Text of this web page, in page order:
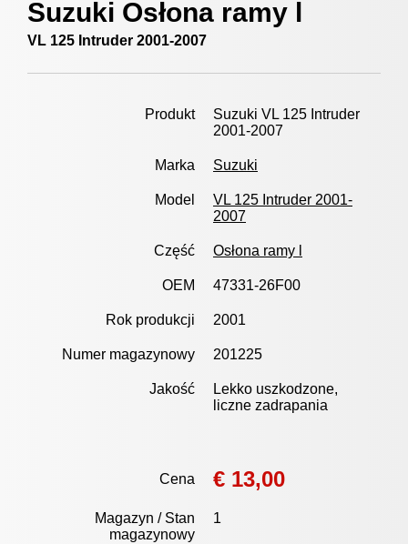
Suzuki Osłona ramy l
VL 125 Intruder 2001-2007
Produkt
Suzuki VL 125 Intruder
2001-2007
Marka Suzuki
Model
VL 125 Intruder 2001-
2007
Część Osłona ramy l
OEM 47331-26F00
Rok produkcji 2001
Numer magazynowy 201225
Jakość
Lekko uszkodzone,
liczne zadrapania
Cena € 13,00
Magazyn / Stan
magazynowy
1